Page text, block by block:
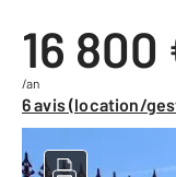
16 800
/an
6 avis (location/